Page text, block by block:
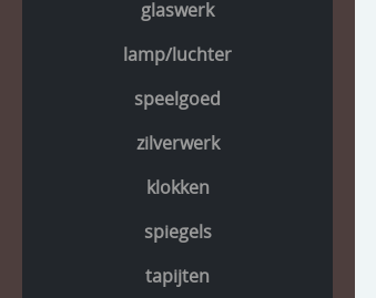
glaswerk
lamp/luchter
speelgoed
zilverwerk
klokken
spiegels
tapijten